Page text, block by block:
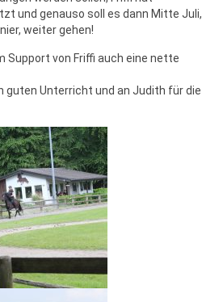
und genauso soll es dann Mitte Juli,
weiter gehen!
Support von Friffi auch eine nette
guten Unterricht und an Judith für die